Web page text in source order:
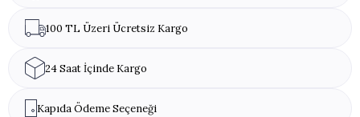
100 TL Üzeri Ücretsiz Kargo
24 Saat İçinde Kargo
Kapıda Ödeme Seçeneği